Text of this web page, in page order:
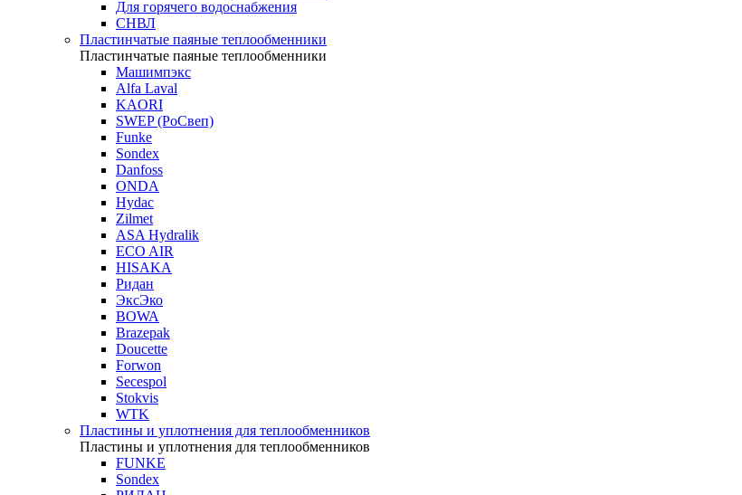
Для горячего водоснабжения
СНВЛ
Пластинчатые паяные теплообменники
Пластинчатые паяные теплообменники
Машимпэкс
Alfa Laval
KAORI
SWEP (РоСвеп)
Funke
Sondex
Danfoss
ONDA
Hydac
Zilmet
ASA Hydralik
ECO AIR
HISAKA
Ридан
ЭксЭко
BOWA
Brazepak
Doucette
Forwon
Secespol
Stokvis
WTK
Пластины и уплотнения для теплообменников
Пластины и уплотнения для теплообменников
FUNKE
Sondex